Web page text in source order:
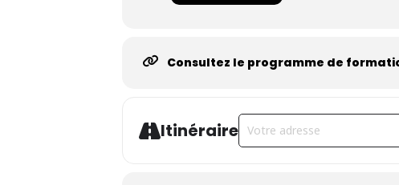
Consultez le programme de
ItinéraireAddress - Améliorer sa